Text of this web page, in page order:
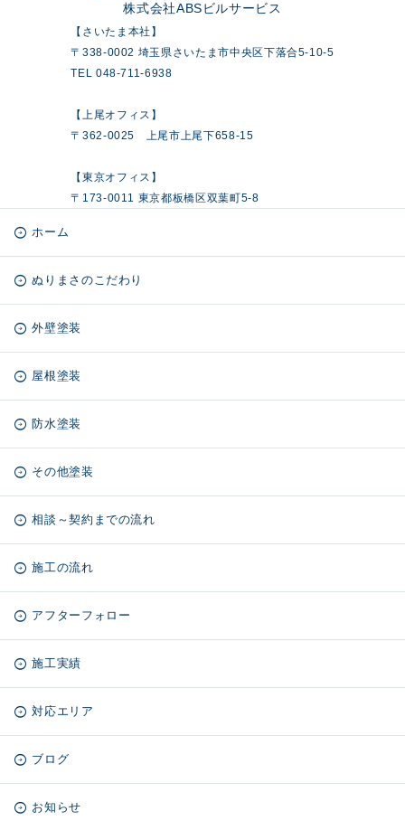
株式会社ABSビルサービス
【さいたま本社】
〒338-0002 埼玉県さいたま市中央区下落合5-10-5
TEL 048-711-6938
【上尾オフィス】
〒362-0025 上尾市上尾下658-15
【東京オフィス】
〒173-0011 東京都板橋区双葉町5-8
ホーム
ぬりまさのこだわり
外壁塗装
屋根塗装
防水塗装
その他塗装
相談～契約までの流れ
施工の流れ
アフターフォロー
施工実績
対応エリア
ブログ
お知らせ